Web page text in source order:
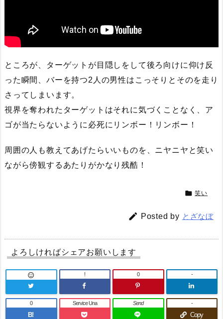
ところが、ターゲットが目隠しをして後ろ向けに仰け反
った瞬間、バーを持つ2人の男性はこっそりとそのを走り
さってしまいます。
視界を奪われたターゲットはそれに気づくことなく、ア
ゴが当たらないように必死にリンボー！リンボー！
周囲の人も教えてあげたらいいものを、ニヤニヤと笑い
ながら傍観するあたりがかなり残酷！
 笑い
 Posted by とざなぼ
よろしければシェアお願いします
 ! 0 -
B!
0 Service Una Send
Copy
-